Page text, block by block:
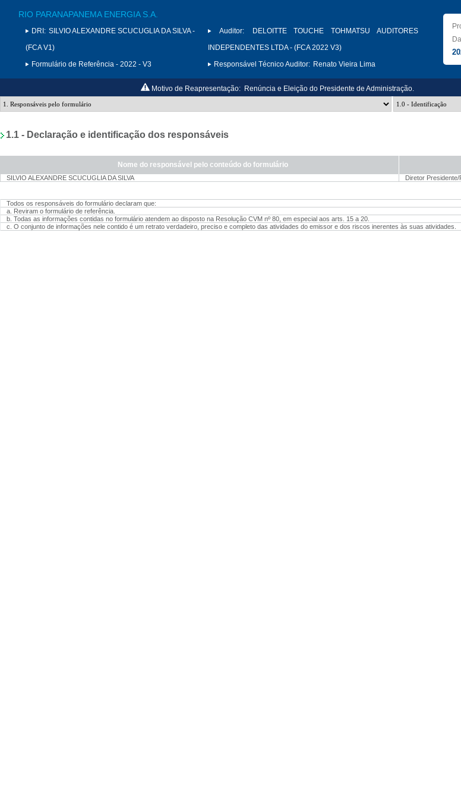
RIO PARANAPANEMA ENERGIA S.A.
DRI: SILVIO ALEXANDRE SCUCUGLIA DA SILVA -
(FCA V1)
Formulário de Referência - 2022 - V3
Auditor:
DELOITTE TOUCHE TOHMATSU AUDITORES
INDEPENDENTES LTDA - (FCA 2022 V3)
Responsável Técnico Auditor: Renato Vieira Lima
Motivo de Reapresentação: Renúncia e Eleição do Presidente de Administração.